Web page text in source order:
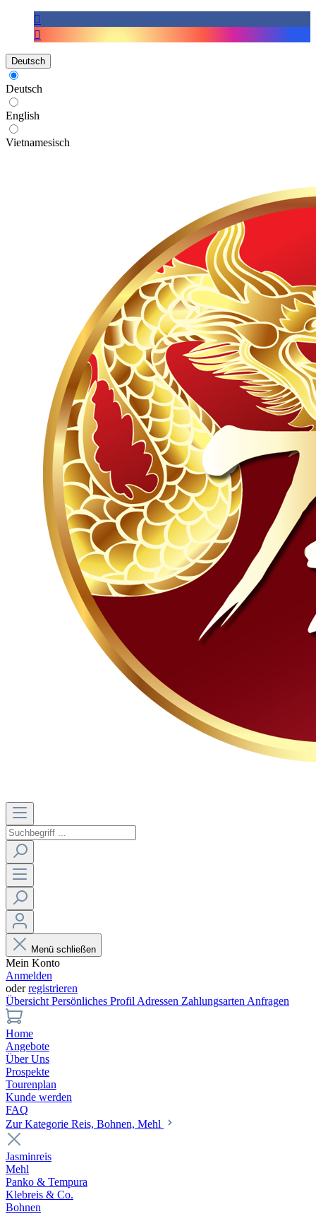
Deutsch
Deutsch
English
Vietnamesisch
Menü schließen
Mein Konto
Anmelden
oderregistrieren
Übersicht Persönliches Profil Adressen Zahlungsarten Anfragen
Home
Angebote
Über Uns
Prospekte
Tourenplan
Kunde werden
FAQ
Zur Kategorie Reis, Bohnen, Mehl
Jasminreis
Mehl
Panko & Tempura
Klebreis & Co.
Bohnen